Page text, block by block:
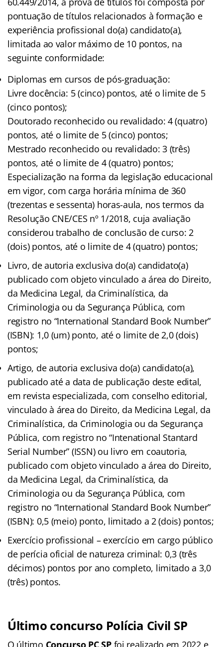
pontuação de títulos relacionados à formação e
experiência profissional do(a) candidato(a),
limitada ao valor máximo de 10 pontos, na
seguinte conformidade:
Diplomas em cursos de pós-graduação:
Livre docência: 5 (cinco) pontos, até o limite de 5
(cinco pontos);
Doutorado reconhecido ou revalidado: 4 (quatro)
pontos, até o limite de 5 (cinco) pontos;
Mestrado reconhecido ou revalidado: 3 (três)
pontos, até o limite de 4 (quatro) pontos;
Especialização na forma da legislação educacional
em vigor, com carga horária mínima de 360
(trezentas e sessenta) horas-aula, nos termos da
Resolução CNE/CES nº 1/2018, cuja avaliação
considerou trabalho de conclusão de curso: 2
(dois) pontos, até o limite de 4 (quatro) pontos;
Livro, de autoria exclusiva do(a) candidato(a)
publicado com objeto vinculado a área do Direito,
da Medicina Legal, da Criminalística, da
Criminologia ou da Segurança Pública, com
registro no “International Standard Book Number”
(ISBN): 1,0 (um) ponto, até o limite de 2,0 (dois)
pontos;
Artigo, de autoria exclusiva do(a) candidato(a),
publicado até a data de publicação deste edital,
em revista especializada, com conselho editorial,
vinculado à área do Direito, da Medicina Legal, da
Criminalística, da Criminologia ou da Segurança
Pública, com registro no “Intenational Stantard
Serial Number” (ISSN) ou livro em coautoria,
publicado com objeto vinculado a área do Direito,
da Medicina Legal, da Criminalística, da
Criminologia ou da Segurança Pública, com
registro no “International Standard Book Number”
(ISBN): 0,5 (meio) ponto, limitado a 2 (dois) pontos;
Exercício profissional – exercício em cargo público
de perícia oficial de natureza criminal: 0,3 (três
décimos) pontos por ano completo, limitado a 3,0
(três) pontos.
Último concurso Polícia Civil SP
O último Concurso PC SPfoi realizado em 2022 e